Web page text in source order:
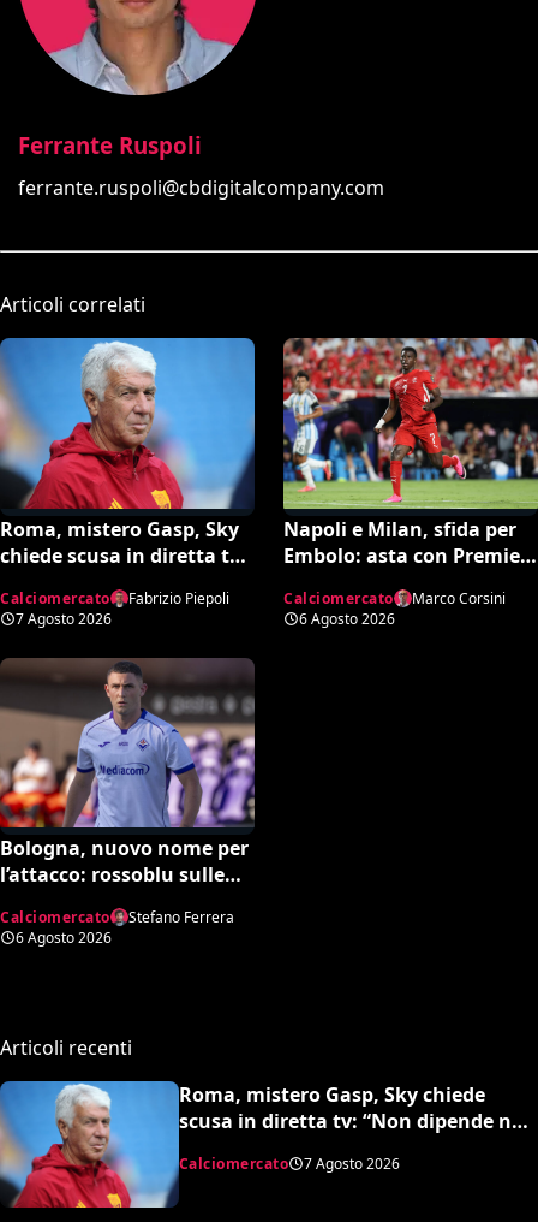
Ferrante Ruspoli
ferrante.ruspoli@cbdigitalcompany.com
Articoli correlati
Roma, mistero Gasp, Sky
chiede scusa in diretta tv:
da lui”. Colpo a sorpresa
in arrivo?
Calciomercato
Fabrizio Piepoli
7 Agosto 2026
Napoli e Milan, sfida per
Embolo: asta con Premier
Calciomercato
Marco Corsini
6 Agosto 2026
Bologna, nuovo nome per
l’attacco: rossoblu sulle
Calciomercato
Stefano Ferrera
6 Agosto 2026
Articoli recenti
Roma, mistero Gasp, Sky chiede
scusa in diretta tv: “Non dipende né
arrivo?
Calciomercato 7 Agosto 2026